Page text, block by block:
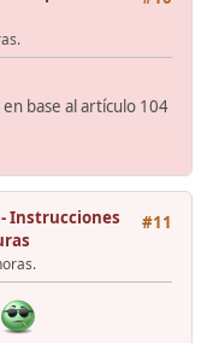
base al artículo 104
#11
Instrucciones